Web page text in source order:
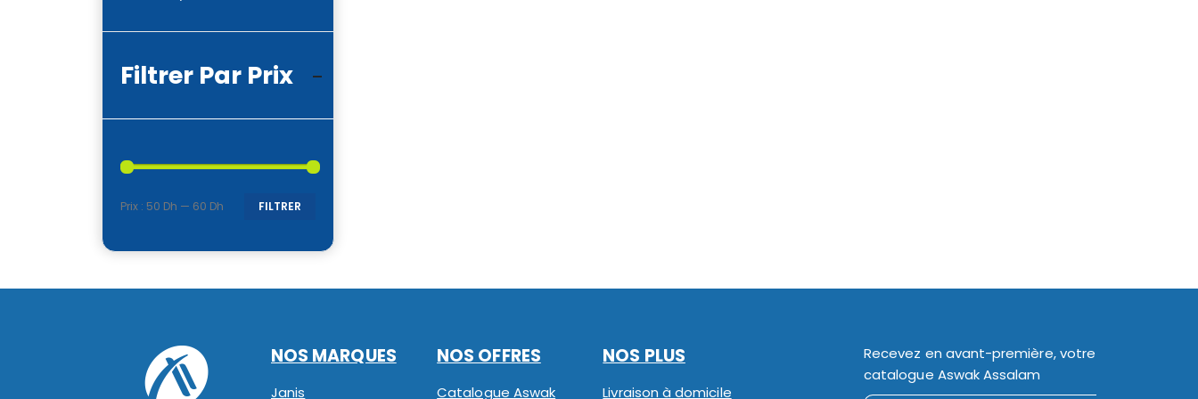
Filtrer Par Prix
FILTRER
Prix : 50 Dh — 60 Dh
NOS MARQUES
Janis
NOS OFFRES
Catalogue Aswak
NOS PLUS
Livraison à domicile
Recevez en avant-première, votre
catalogue Aswak Assalam